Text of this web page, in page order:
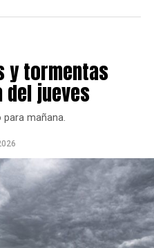
y tormentas
jueves
para mañana.